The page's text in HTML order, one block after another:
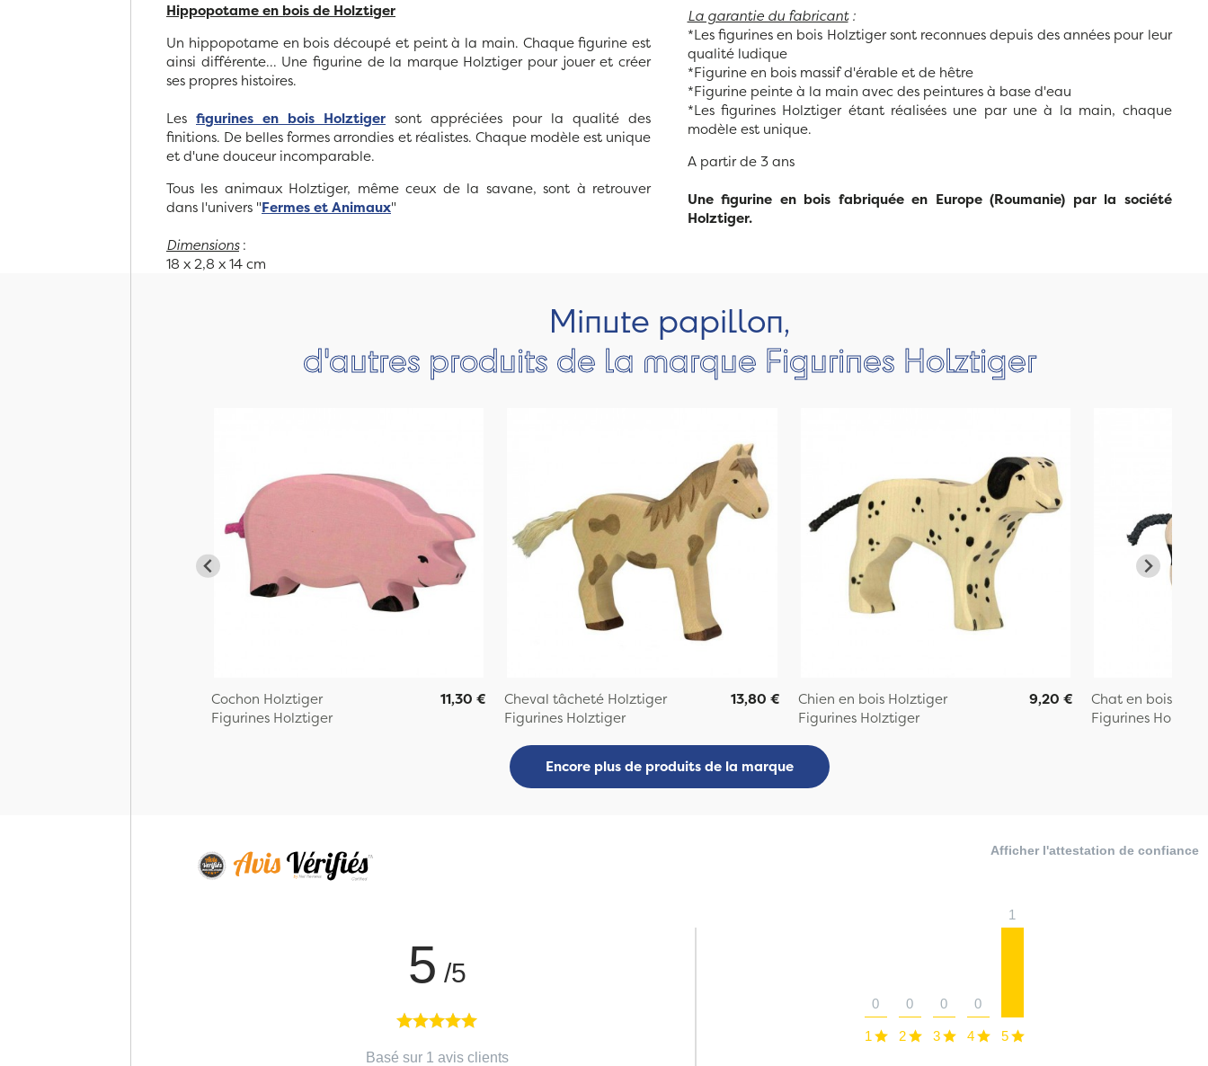
Hippopotame en bois de Holztiger
Un hippopotame en bois découpé et peint à la main. Chaque figurine est
ainsi différente... Une figurine de la marque Holztiger pour jouer et créer
ses propres histoires.
Les figurines en bois Holztiger sont appréciées pour la qualité des
finitions. De belles formes arrondies et réalistes. Chaque modèle est unique
et d'une douceur incomparable.
Tous les animaux Holztiger, même ceux de la savane, sont à retrouver
dans l'univers "Fermes et Animaux"
Dimensions:
18 x 2,8 x 14 cm
La garantie du fabricant:
*Les figurines en bois Holztiger sont reconnues depuis des années pour leur
qualité ludique
*Figurine en bois massif d'érable et de hêtre
*Figurine peinte à la main avec des peintures à base d'eau
*Les figurines Holztiger étant réalisées une par une à la main, chaque
modèle est unique.
A partir de 3 ans
Une figurine en bois fabriquée en Europe (Roumanie) par la société
Holztiger.
Minute papillon,
d'autres produits de la marque Figurines Holztiger
Cochon Holztiger
Figurines Holztiger
11,30 €
Cheval tâcheté Holztiger
Figurines Holztiger
13,80 €
Chien en bois Holztiger
Figurines Holztiger
9,20 €
Chat en bois
Figurines
Encore plus de produits de la marque
Afficher l'attestation de confiance
5 /5
Basé sur 1 avis clients
1
0
2
0
3
0
4
0
5
1